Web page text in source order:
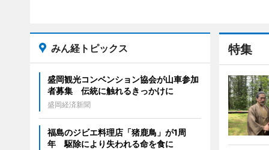
特集
みん経トピックス
盛岡観光コンベンション協会が山車参加
者募集 伝統に触れるきっかけに
盛岡経済新聞
福島のジビエ料理店「猪鹿鳥」が1周
年 駆除により失われる命を食に